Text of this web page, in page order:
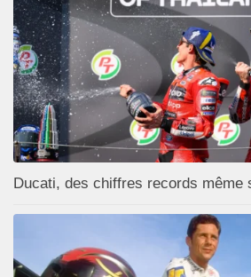
Ducati, des chiffres records même